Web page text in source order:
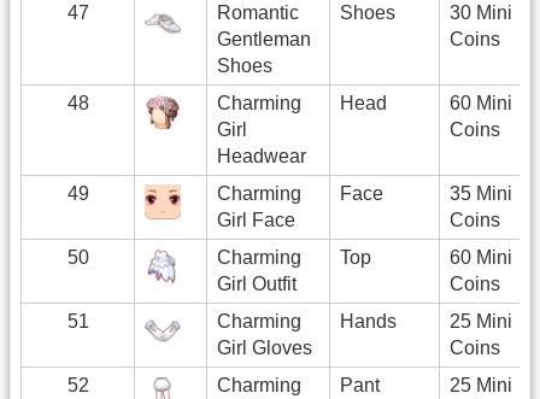
47
Romantic
Gentleman
Shoes
Shoes
30 Mini
Coins
48
Charming
Girl
Headwear
Head
60 Mini
Coins
49
Charming
Girl Face
Face
35 Mini
Coins
50
Charming
Girl Outfit
Top
60 Mini
Coins
51
Charming
Girl Gloves
Hands
25 Mini
Coins
52
Charming
Pant
25 Mini